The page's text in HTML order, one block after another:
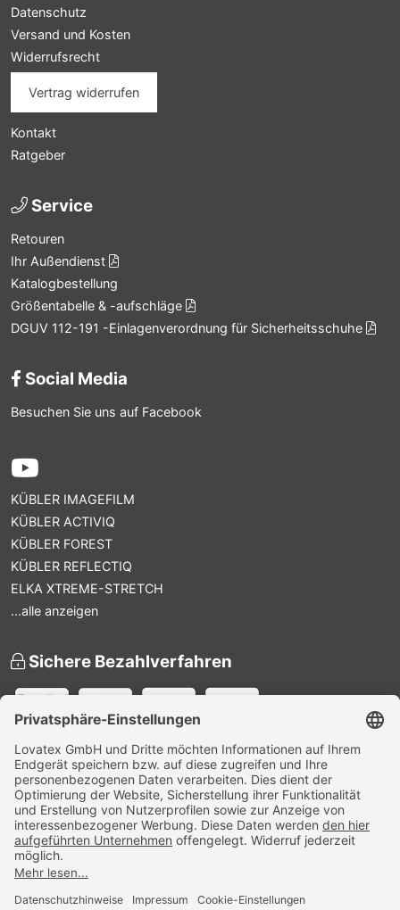
Datenschutz
Versand und Kosten
Widerrufsrecht
Vertrag widerrufen
Kontakt
Ratgeber
Service
Retouren
Ihr Außendienst
Katalogbestellung
Größentabelle & -aufschläge
DGUV 112-191 -Einlagenverordnung für Sicherheitsschuhe
Social Media
Besuchen Sie uns auf Facebook
KÜBLER IMAGEFILM
KÜBLER ACTIVIQ
KÜBLER FOREST
KÜBLER REFLECTIQ
ELKA XTREME-STRETCH
...alle anzeigen
Sichere Bezahlverfahren
Versandpartner
Zertifiziert